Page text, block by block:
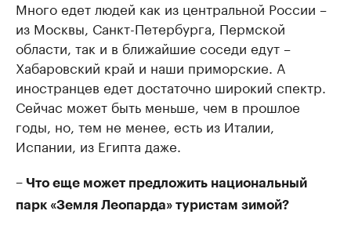
Много едет людей как из центральной России –
из Москвы, Санкт-Петербурга, Пермской
области, так и в ближайшие соседи едут –
Хабаровский край и наши приморские. А
иностранцев едет достаточно широкий спектр.
Сейчас может быть меньше, чем в прошлое
годы, но, тем не менее, есть из Италии,
Испании, из Египта даже.
– Что еще может предложить национальный
парк «Земля Леопарда» туристам зимой?